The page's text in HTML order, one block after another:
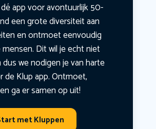
app voor avontuurlijk 50-
een grote diversiteit aan
en ontmoet eenvoudig
Dit wil je echt niet
we nodigen je van harte
de Klup app. Ontmoet,
ga er samen op uit!
met Kluppen